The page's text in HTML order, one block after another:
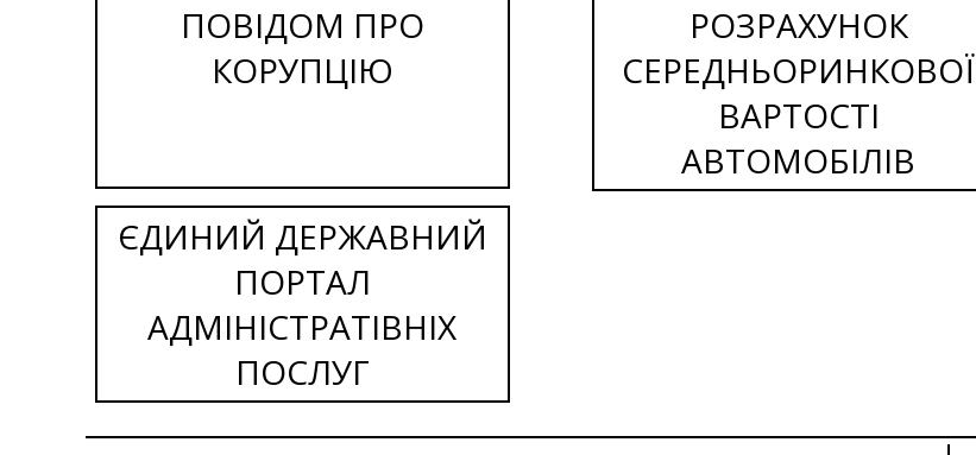
ПОВІДОМ ПРО
КОРУПЦІЮ
РОЗРАХУНОК
СЕРЕДНЬОРИНКОВОЇ
ВАРТОСТІ
АВТОМОБІЛІВ
ЄДИНИЙ ДЕРЖАВНИЙ
ПОРТАЛ
АДМІНІСТРАТІВНІХ
ПОСЛУГ